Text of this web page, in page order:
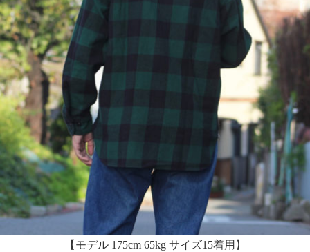
【モデル 175cm 65kg サイズ15着用】